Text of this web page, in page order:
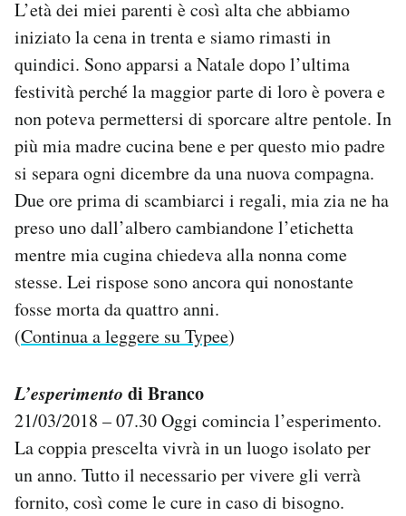
L’età dei miei parenti è così alta che abbiamo
iniziato la cena in trenta e siamo rimasti in
quindici. Sono apparsi a Natale dopo l’ultima
festività perché la maggior parte di loro è povera e
non poteva permettersi di sporcare altre pentole. In
più mia madre cucina bene e per questo mio padre
si separa ogni dicembre da una nuova compagna.
Due ore prima di scambiarci i regali, mia zia ne ha
preso uno dall’albero cambiandone l’etichetta
mentre mia cugina chiedeva alla nonna come
stesse. Lei rispose sono ancora qui nonostante
fosse morta da quattro anni.
(Continua a leggere su Typee)
L’esperimento di Branco
21/03/2018 – 07.30 Oggi comincia l’esperimento.
La coppia prescelta vivrà in un luogo isolato per
un anno. Tutto il necessario per vivere gli verrà
fornito, così come le cure in caso di bisogno.